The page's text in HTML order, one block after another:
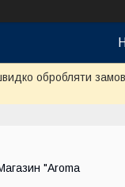
обробляти
"Aroma